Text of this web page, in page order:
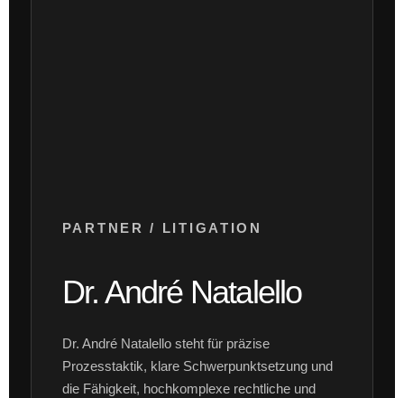
PARTNER / LITIGATION
Dr. André Natalello
Dr. André Natalello steht für präzise
Prozesstaktik, klare Schwerpunktsetzung und
die Fähigkeit, hochkomplexe rechtliche und